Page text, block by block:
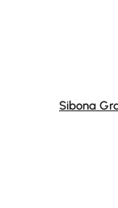
Sibona